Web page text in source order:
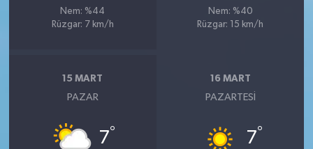
Nem: %44
Rüzgar: 7 km/h
Nem: %40
Rüzgar: 15 km/h
15 MART
PAZAR
7°
16 MART
PAZARTESI
7°